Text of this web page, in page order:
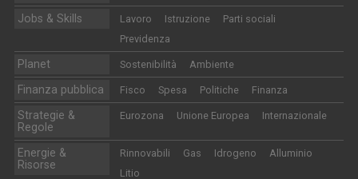
Jobs & Skills Lavoro Istruzione
Parti sociali
Previdenza
Planet Sostenibilità Ambiente
Finanza pubblica Fisco Spesa Politiche Finanza
Strategie &
Regole
Eurozona Unione Europea Internazionale
Energie &
Risorse
Rinnovabili Gas Idrogeno
Alluminio
Litio